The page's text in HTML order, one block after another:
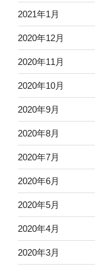
2021年1月
2020年12月
2020年11月
2020年10月
2020年9月
2020年8月
2020年7月
2020年6月
2020年5月
2020年4月
2020年3月